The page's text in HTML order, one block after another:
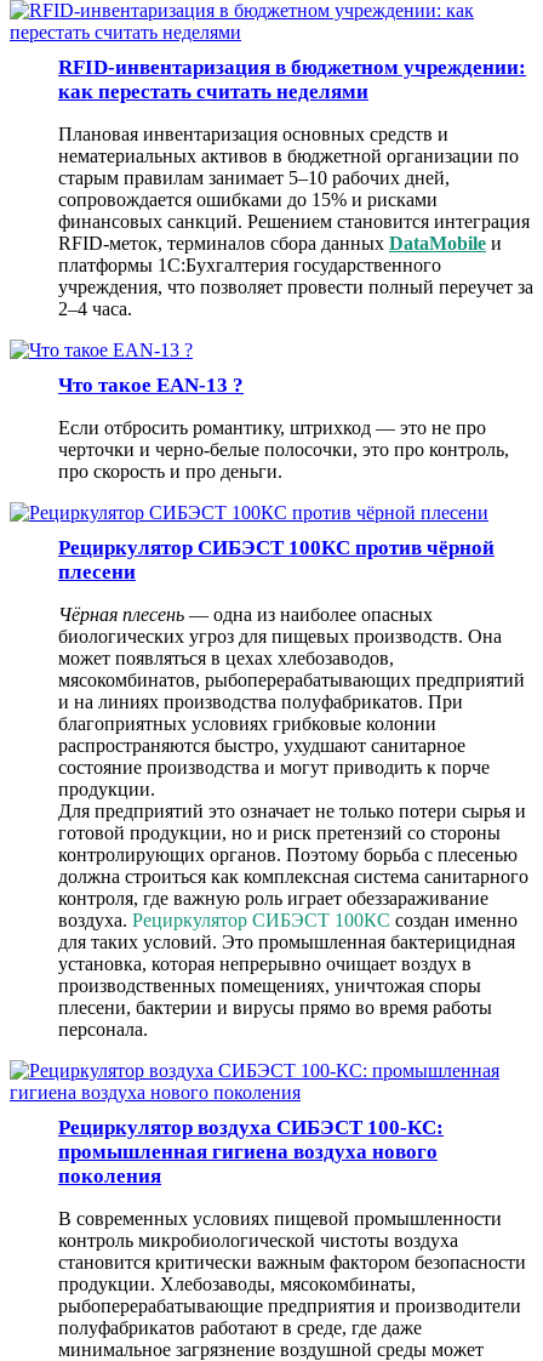
RFID-инвентаризация в бюджетном учреждении:
как перестать считать неделями
Плановая инвентаризация основных средств и
нематериальных активов в бюджетной организации по
старым правилам занимает 5–10 рабочих дней,
сопровождается ошибками до 15% и рисками
финансовых санкций. Решением становится интеграция
RFID-меток, терминалов сбора данных DataMobile и
платформы 1С:Бухгалтерия государственного
учреждения, что позволяет провести полный переучет за
2–4 часа.
Что такоe EAN-13 ?
Если отбросить романтику, штрихкод — это не про
черточки и черно-белые полосочки, это про контроль,
про скорость и про деньги.
Рециркулятор СИБЭСТ 100КС против чёрной
плесени
Чёрная плесень — одна из наиболее опасных
биологических угроз для пищевых производств. Она
может появляться в цехах хлебозаводов,
мясокомбинатов, рыбоперерабатывающих предприятий
и на линиях производства полуфабрикатов. При
благоприятных условиях грибковые колонии
распространяются быстро, ухудшают санитарное
состояние производства и могут приводить к порче
продукции.
Для предприятий это означает не только потери сырья и
готовой продукции, но и риск претензий со стороны
контролирующих органов. Поэтому борьба с плесенью
должна строиться как комплексная система санитарного
контроля, где важную роль играет обеззараживание
воздуха. Рециркулятор СИБЭСТ 100КС создан именно
для таких условий. Это промышленная бактерицидная
установка, которая непрерывно очищает воздух в
производственных помещениях, уничтожая споры
плесени, бактерии и вирусы прямо во время работы
персонала.
Рециркулятор воздуха СИБЭСТ 100-КС:
промышленная гигиена воздуха нового
поколения
В современных условиях пищевой промышленности
контроль микробиологической чистоты воздуха
становится критически важным фактором безопасности
продукции. Хлебозаводы, мясокомбинаты,
рыбоперерабатывающие предприятия и производители
полуфабрикатов работают в среде, где даже
минимальное загрязнение воздушной среды может